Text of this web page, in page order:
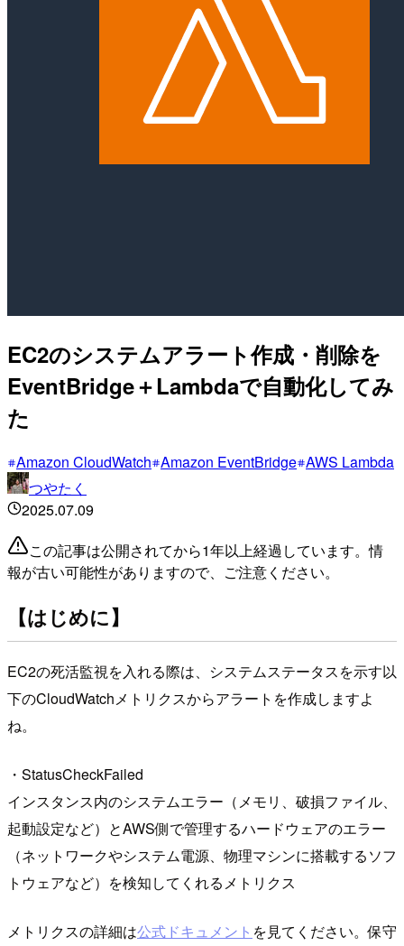
EC2のシステムアラート作成・削除を
EventBridge＋Lambdaで自動化してみ
た
Amazon CloudWatch Amazon EventBridge AWS Lambda
つやたく
2025.07.09
この記事は公開されてから1年以上経過しています。情
報が古い可能性がありますので、ご注意ください。
【はじめに】
EC2の死活監視を入れる際は、システムステータスを示す以
下のCloudWatchメトリクスからアラートを作成しますよ
ね。
・StatusCheckFailed
インスタンス内のシステムエラー（メモリ、破損ファイル、
起動設定など）とAWS側で管理するハードウェアのエラー
（ネットワークやシステム電源、物理マシンに搭載するソフ
トウェアなど）を検知してくれるメトリクス
メトリクスの詳細は公式ドキュメント を見てください。保守